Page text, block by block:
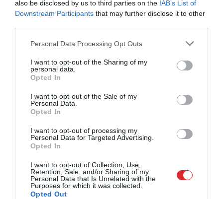
also be disclosed by us to third parties on the IAB’s List of
Downstream Participants that may further disclose it to other
Please note that this website/app uses one or more Google
not limited to your visit or usage behaviour. You may click to
grant or deny consent to Google and its third-party tags to
use your data for below specified purposes in below Google
consent section.
Personal Data Processing Opt Outs
I want to opt-out of the Sharing of my
personal data.
Opted In
I want to opt-out of the Sale of my
Personal Data.
Opted In
I want to opt-out of processing my
Personal Data for Targeted Advertising.
Opted In
I want to opt-out of Collection, Use,
Retention, Sale, and/or Sharing of my
Personal Data that Is Unrelated with the
Purposes for which it was collected.
Opted Out